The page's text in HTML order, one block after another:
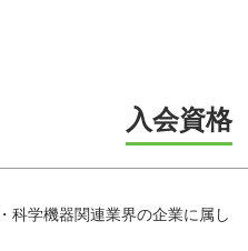
入会資格
科学機器関連業界の企業に属し